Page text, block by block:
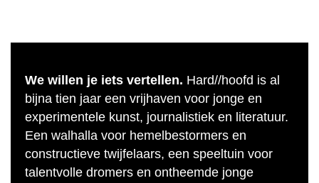
We willen je iets vertellen. Hard//hoofd is al
bijna tien jaar een vrijhaven voor jonge en
experimentele kunst, journalistiek en literatuur.
Een walhalla voor hemelbestormers en
constructieve twijfelaars, een speeltuin voor
talentvolle dromers en ontheemde jonge